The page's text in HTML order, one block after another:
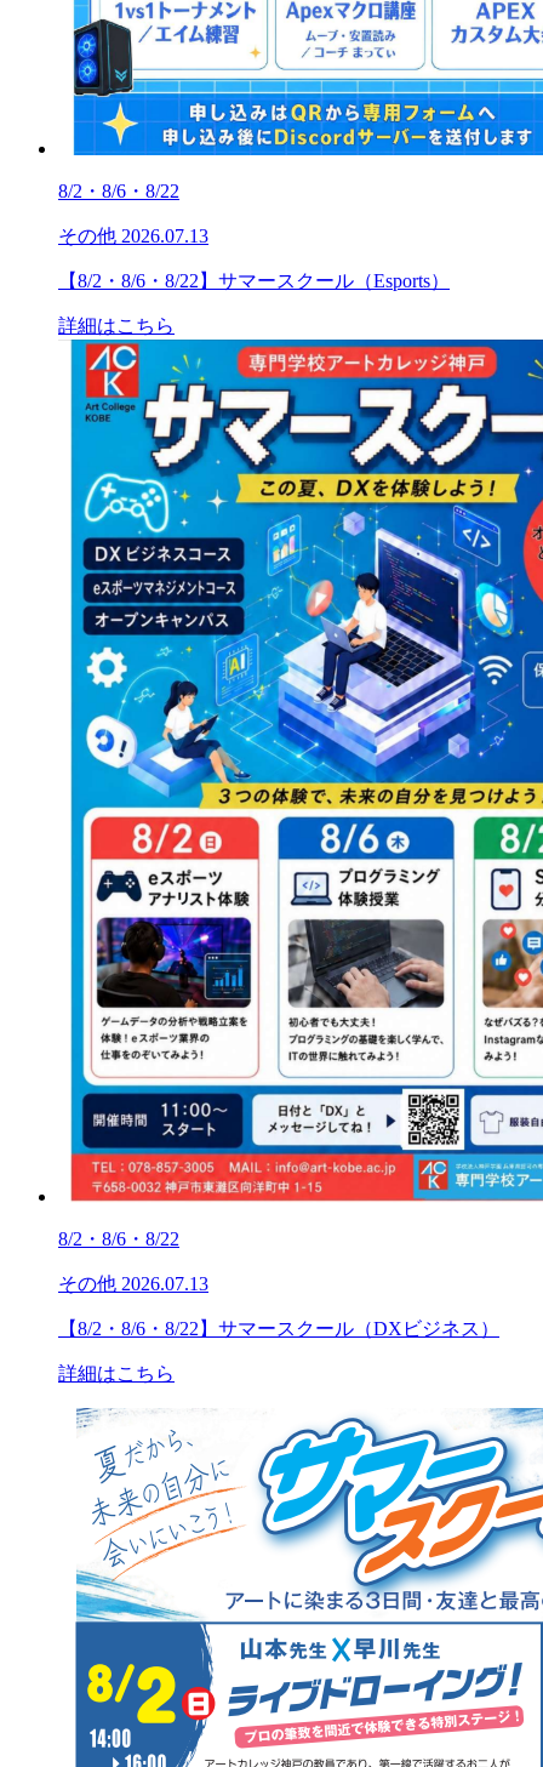
8/2・8/6・8/22
その他 2026.07.13
【8/2・8/6・8/22】サマースクール（Esports）
詳細はこちら
8/2・8/6・8/22
その他 2026.07.13
【8/2・8/6・8/22】サマースクール（DXビジネス）
詳細はこちら